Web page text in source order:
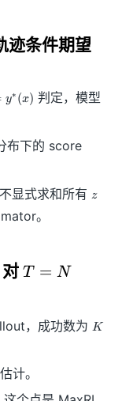
迹条件期望
y∗ (x) 判定，模型
布下的 score
显式求和所有 z
z
。
对T
T = N
，成功数为 K
K
计。